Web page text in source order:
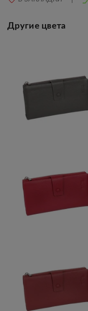
Другие цвета